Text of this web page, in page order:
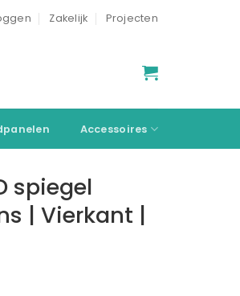
Zakelijk Projecten
Accessoires
spiegel
| Vierkant |